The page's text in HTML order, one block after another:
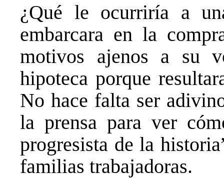
¿Qué le ocurriría a
embarcara en la
motivos ajenos a su
hipoteca porque
No hace falta ser
la prensa para ver
progresista de la
familias trabajadoras.